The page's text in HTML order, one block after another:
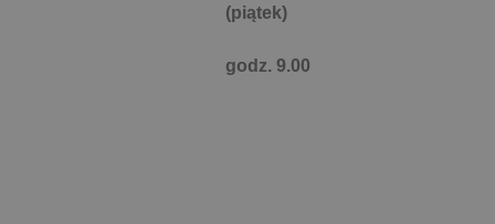
(piątek)
godz. 9.00